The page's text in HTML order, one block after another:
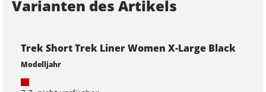
Varianten des Artikels
Trek Short Trek Liner Women X-Large Black
Modelljahr